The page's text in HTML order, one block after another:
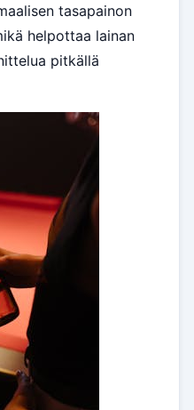
tasapainon
helpottaa lainan
pitkällä